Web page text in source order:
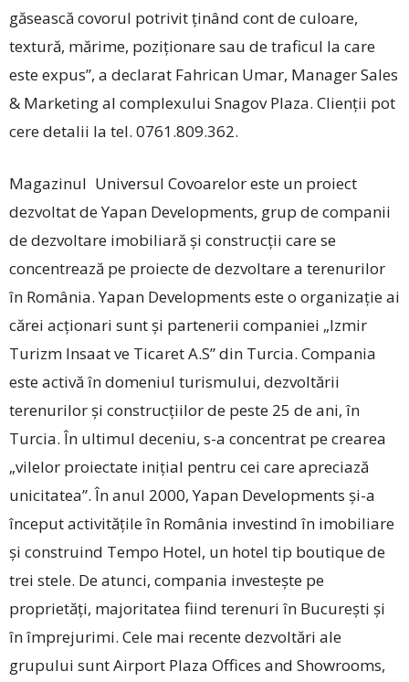
găsească covorul potrivit ținând cont de culoare,
textură, mărime, poziționare sau de traficul la care
este expus”, a declarat ­Fahrican Umar, Manager Sales
& Marketing al complexului Snagov Plaza. Clienții pot
cere detalii la tel. 0761.809.362.
Magazinul ­Universul Covoarelor este un proiect
dezvoltat de Yapan Developments, grup de companii
de dezvoltare imobiliară și construcții care se
concentrează pe proiecte de dezvoltare a terenurilor
în România. Yapan Developments este o organizație ai
cărei acționari sunt și partenerii companiei „Izmir
Turizm Insaat ve Ticaret A.S” din Turcia. Compania
este activă în domeniul turismului, dezvoltării
terenurilor și construcțiilor de peste 25 de ani, în
Turcia. În ultimul deceniu, s-a concentrat pe crearea
„vilelor proiectate inițial pentru cei care apreciază
unicitatea”. În anul 2000, ­Yapan Developments și-a
început activitățile în România investind în imobiliare
și construind Tempo Hotel, un hotel tip boutique de
trei stele. De atunci, compania investește pe
proprietăți, majoritatea fiind terenuri în București și
în împrejurimi. Cele mai recente dezvoltări ale
grupului sunt Airport Plaza Offices and Showrooms,